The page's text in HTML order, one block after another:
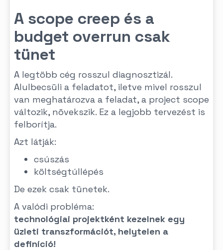
A scope creep és a
budget overrun csak
tünet
A legtöbb cég rosszul diagnosztizál.
Alulbecsüli a feladatot, iletve mivel rosszul
van meghatározva a feladat, a project scope
változik, növekszik. Ez a legjobb tervezést is
felborítja.
Azt látják:
csúszás
költségtúllépés
De ezek csak tünetek.
A valódi probléma:
technológiai projektként kezelnek egy
üzleti transzformációt, helytelen a
definíció!